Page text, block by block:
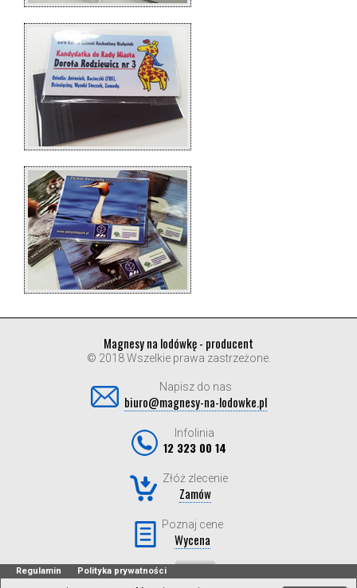
Magnesy na lodówkę - producent
© 2018 Wszelkie prawa zastrzeżone.
Napisz do nas
biuro@magnesy-na-lodowke.pl
Infolinia
12 323 00 14
Złóż zlecenie
Zamów
Poznaj cene
Wycena
Regulamin Polityka prywatności